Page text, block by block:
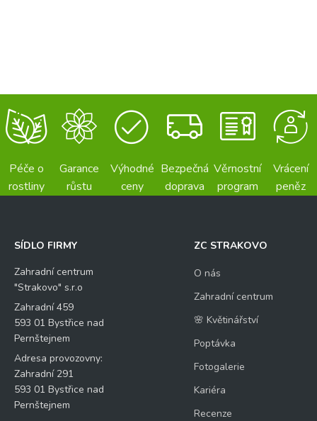
Péče o
rostliny
Garance
růstu
Výhodné
ceny
Bezpečná
doprava
Věrnostní
program
Vrácení
peněz
SÍDLO FIRMY
Zahradní centrum
"Strakovo" s.r.o
Zahradní 459
593 01 Bystřice nad
Pernštejnem
Adresa provozovny:
Zahradní 291
593 01 Bystřice nad
Pernštejnem
ZC STRAKOVO
O nás
Zahradní centrum
🌸 Květinářství
Poptávka
Fotogalerie
Kariéra
Recenze